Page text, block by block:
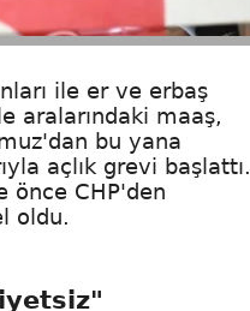
ile er ve erbaş
aralarındaki maaş,
bu yana
açlık grevi başlattı.
önce CHP'den
oldu.